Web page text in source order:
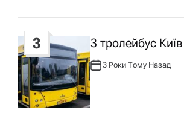
и
с
у
3 3 тролейбус Київ
А
В
Т
О
Р
:
3 Роки Тому Назад